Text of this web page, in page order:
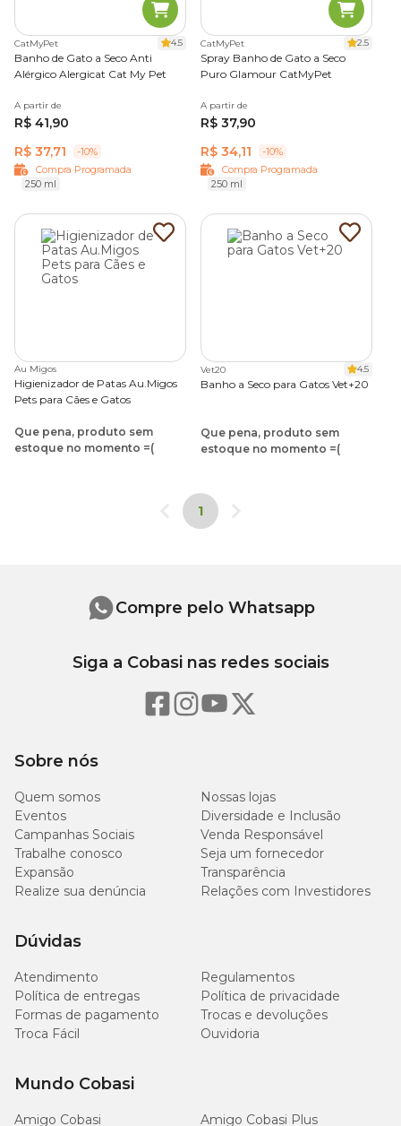
CatMyPet 4.5
Banho de Gato a Seco Anti
Alérgico Alergicat Cat My Pet
A partir de
R$ 41,90
R$ 37,71
-10%
Compra Programada
250 ml
CatMyPet 2.5
Spray Banho de Gato a Seco
Puro Glamour CatMyPet
A partir de
R$ 37,90
R$ 34,11
-10%
Compra Programada
250 ml
Au Migos
Higienizador de Patas Au.Migos
Pets para Cães e Gatos
Que pena, produto sem
estoque no momento =(
Vet20 4.5
Banho a Seco para Gatos Vet+20
Que pena, produto sem
estoque no momento =(
1
Sobre nós
Quem somos
Nossas lojas
Eventos
Diversidade e Inclusão
Campanhas Sociais
Venda Responsável
Trabalhe conosco
Seja um fornecedor
Expansão
Transparência
Realize sua denúncia
Relações com Investidores
Dúvidas
Atendimento
Regulamentos
Política de entregas
Política de privacidade
Formas de pagamento
Trocas e devoluções
Troca Fácil
Ouvidoria
Mundo Cobasi
Amigo Cobasi
Amigo Cobasi Plus
Compre pelo Whatsapp
Siga a Cobasi nas redes sociais